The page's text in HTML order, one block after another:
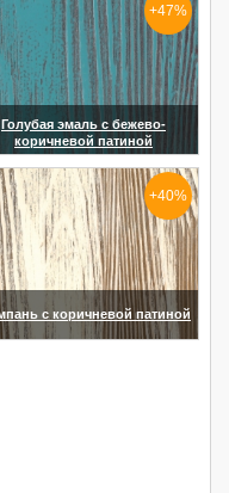
Голубая эмаль с бежево-
коричневой патиной
(увеличить)
+47%
с коричневой патиной
+40%